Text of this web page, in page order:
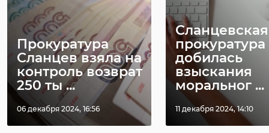
Прокуратура
Сланцев взяла на
контроль возврат
250 ты ...
06 декабря 2024, 16:56
Сланцевская
прокуратура
добилась
взыскания
моральног ...
11 декабря 2024, 14:10